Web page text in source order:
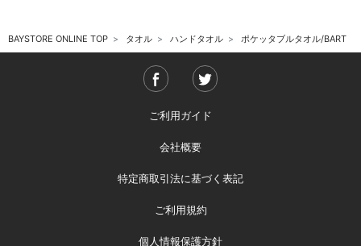
BAYSTORE ONLINE TOP タオル ハンドタオル ポケッタブルタオル/BART
ご利用ガイド
会社概要
特定商取引法に基づく表記
ご利用規約
個人情報保護方針